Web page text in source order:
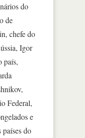
do
de
chefe do
Igor
país,
Federal,
e
do